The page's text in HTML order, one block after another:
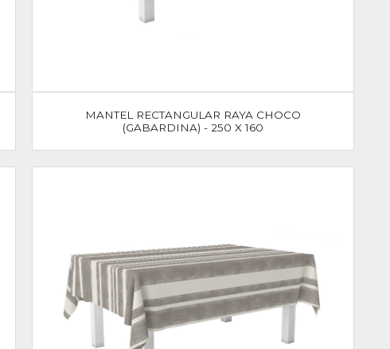
MANTEL RECTANGULAR RAYA CHOCO
(GABARDINA) - 250 X 160